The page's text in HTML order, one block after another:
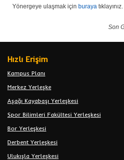
Yönergeye ulaşmak için buraya tıklayınız.
Son
Hızlı Erişim
Kampus Planı
Merkez Yerleşke
Aşağı Kayabaşı Yerleşkesi
Spor Bilimleri Fakültesi Yerleşkesi
Bor Yerleşkesi
Derbent Yerleşkesi
Ulukışla Yerleşkesi